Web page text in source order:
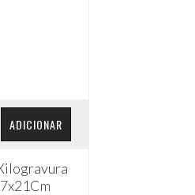
ADICIONAR